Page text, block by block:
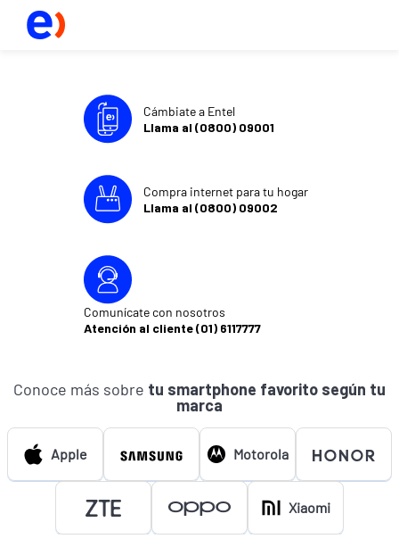
Cámbiate a Entel
Llama al (0800) 09001
Compra internet para tu hogar
Llama al (0800) 09002
Comunícate con nosotros
Atención al cliente (01) 6117777
Conoce más sobre tu smartphone favorito según tu
marca
Apple Motorola
Xiaomi